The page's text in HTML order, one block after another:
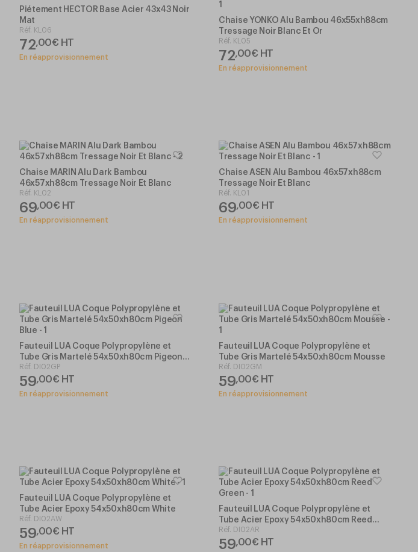
Piétement HECTOR Base Acier 43x43 Noir
Mat
Réf. KL06
72,00€ HT
En réapprovisionnement
Chaise YONKO Alu Bambou 46x55xh88cm
Tressage Noir Blanc Et Or
Réf. KL05
72,00€ HT
En réapprovisionnement
Chaise MARIN Alu Dark Bambou
46x57xh88cm Tressage Noir Et Blanc
Réf. KL02
69,00€ HT
En réapprovisionnement
Chaise ASEN Alu Bambou 46x57xh88cm
Tressage Noir Et Blanc
Réf. KL01
69,00€ HT
En réapprovisionnement
Fauteuil LUA Coque Polypropylène et
Tube Gris Martelé 54x50xh80cm Pigeon
Blue
Réf. DI02GP
59,00€ HT
En réapprovisionnement
Fauteuil LUA Coque Polypropylène et
Tube Gris Martelé 54x50xh80cm Mousse
Réf. DI02GM
59,00€ HT
En réapprovisionnement
Fauteuil LUA Coque Polypropylène et
Tube Acier Epoxy 54x50xh80cm White
Réf. DI02AW
59,00€ HT
En réapprovisionnement
Fauteuil LUA Coque Polypropylène et
Tube Acier Epoxy 54x50xh80cm Reed
Green
Réf. DI02AR
59,00€ HT